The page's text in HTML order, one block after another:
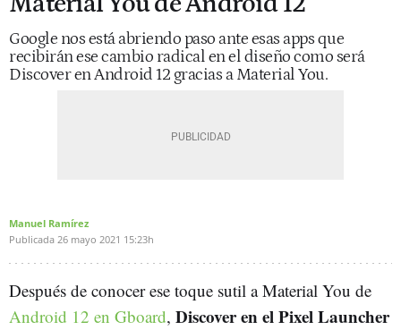
Google nos está abriendo paso ante esas apps que
recibirán ese cambio radical en el diseño como será
Discover en Android 12 gracias a Material You.
Manuel Ramírez
Publicada 26 mayo 2021 15:23h
Después de conocer ese toque sutil a Material You de
Android 12 en Gboard, Discover en el Pixel Launcher